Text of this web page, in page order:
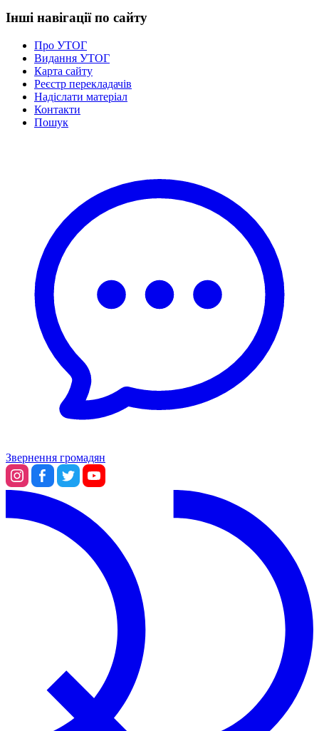
Інші навігації по сайту
Про УТОГ
Видання УТОГ
Карта сайту
Реєстр перекладачів
Надіслати матеріал
Контакти
Пошук
Звернення громадян